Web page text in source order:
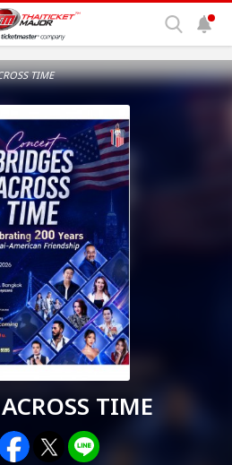
TIME
TIME